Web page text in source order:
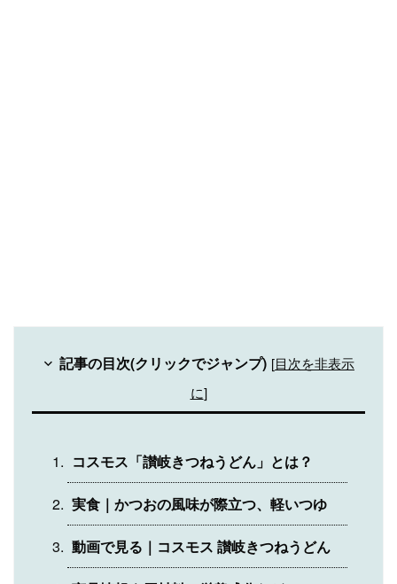
記事の目次(クリックでジャンプ) [目次を非表示
に]
コスモス「讃岐きつねうどん」とは？
実食｜かつおの風味が際立つ、軽いつゆ
動画で見る｜コスモス 讃岐きつねうどん